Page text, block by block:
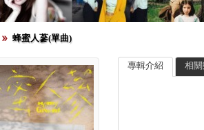
蜂蜜人蔘(單曲)
專輯介紹 相